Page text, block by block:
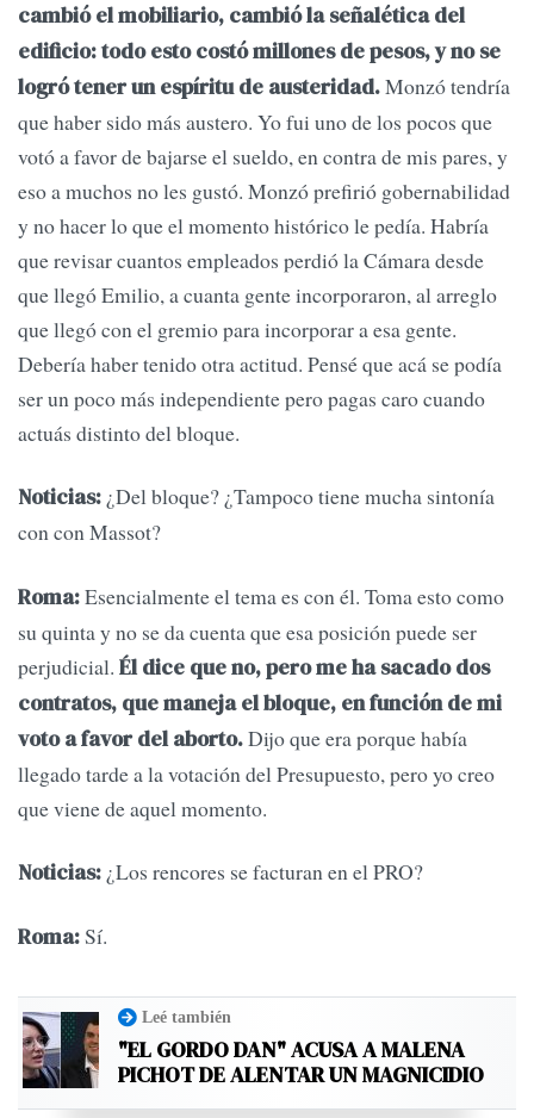
cambió el mobiliario, cambió la señalética del
edificio: todo esto costó millones de pesos, y no se
logró tener un espíritu de austeridad.Monzó tendría
que haber sido más austero. Yo fui uno de los pocos que
votó a favor de bajarse el sueldo, en contra de mis pares, y
eso a muchos no les gustó. Monzó prefirió gobernabilidad
y no hacer lo que el momento histórico le pedía. Habría
que revisar cuantos empleados perdió la Cámara desde
que llegó Emilio, a cuanta gente incorporaron, al arreglo
que llegó con el gremio para incorporar a esa gente.
Debería haber tenido otra actitud. Pensé que acá se podía
ser un poco más independiente pero pagas caro cuando
actuás distinto del bloque.
Noticias: ¿Del bloque? ¿Tampoco tiene mucha sintonía
con con Massot?
Roma:Esencialmente el tema es con él. Toma esto como
su quinta y no se da cuenta que esa posición puede ser
perjudicial. Él dice que no, pero me ha sacado dos
contratos, que maneja el bloque, en función de mi
voto a favor del aborto.Dijo que era porque había
llegado tarde a la votación del Presupuesto, pero yo creo
que viene de aquel momento.
Noticias: ¿Los rencores se facturan en el PRO?
Roma:Sí.
Leé también
"EL GORDO DAN" ACUSA A MALENA
PICHOT DE ALENTAR UN MAGNICIDIO